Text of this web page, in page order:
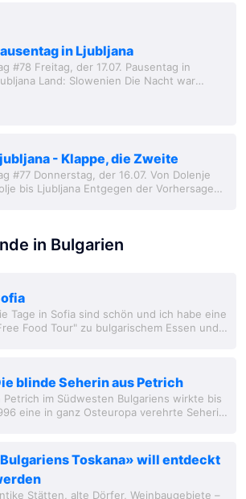
in Ljubljana
#78 Freitag, der 17.07. Pausentag in
Land: Slowenien Die Nacht war
- Klappe, die Zweite
#77 Donnerstag, der 16.07. Von Dolenje
bis Ljubljana Entgegen der Vorhersage
in Bulgarien
Tage in Sofia sind schön und ich habe eine
Food Tour" zu bulgarischem Essen und
blinde Seherin aus Petrich
Petrich im Südwesten Bulgariens wirkte bis
eine in ganz Osteuropa verehrte Seherin,
Toskana» will entdeckt
Stätten, alte Dörfer, Weinbaugebiete –